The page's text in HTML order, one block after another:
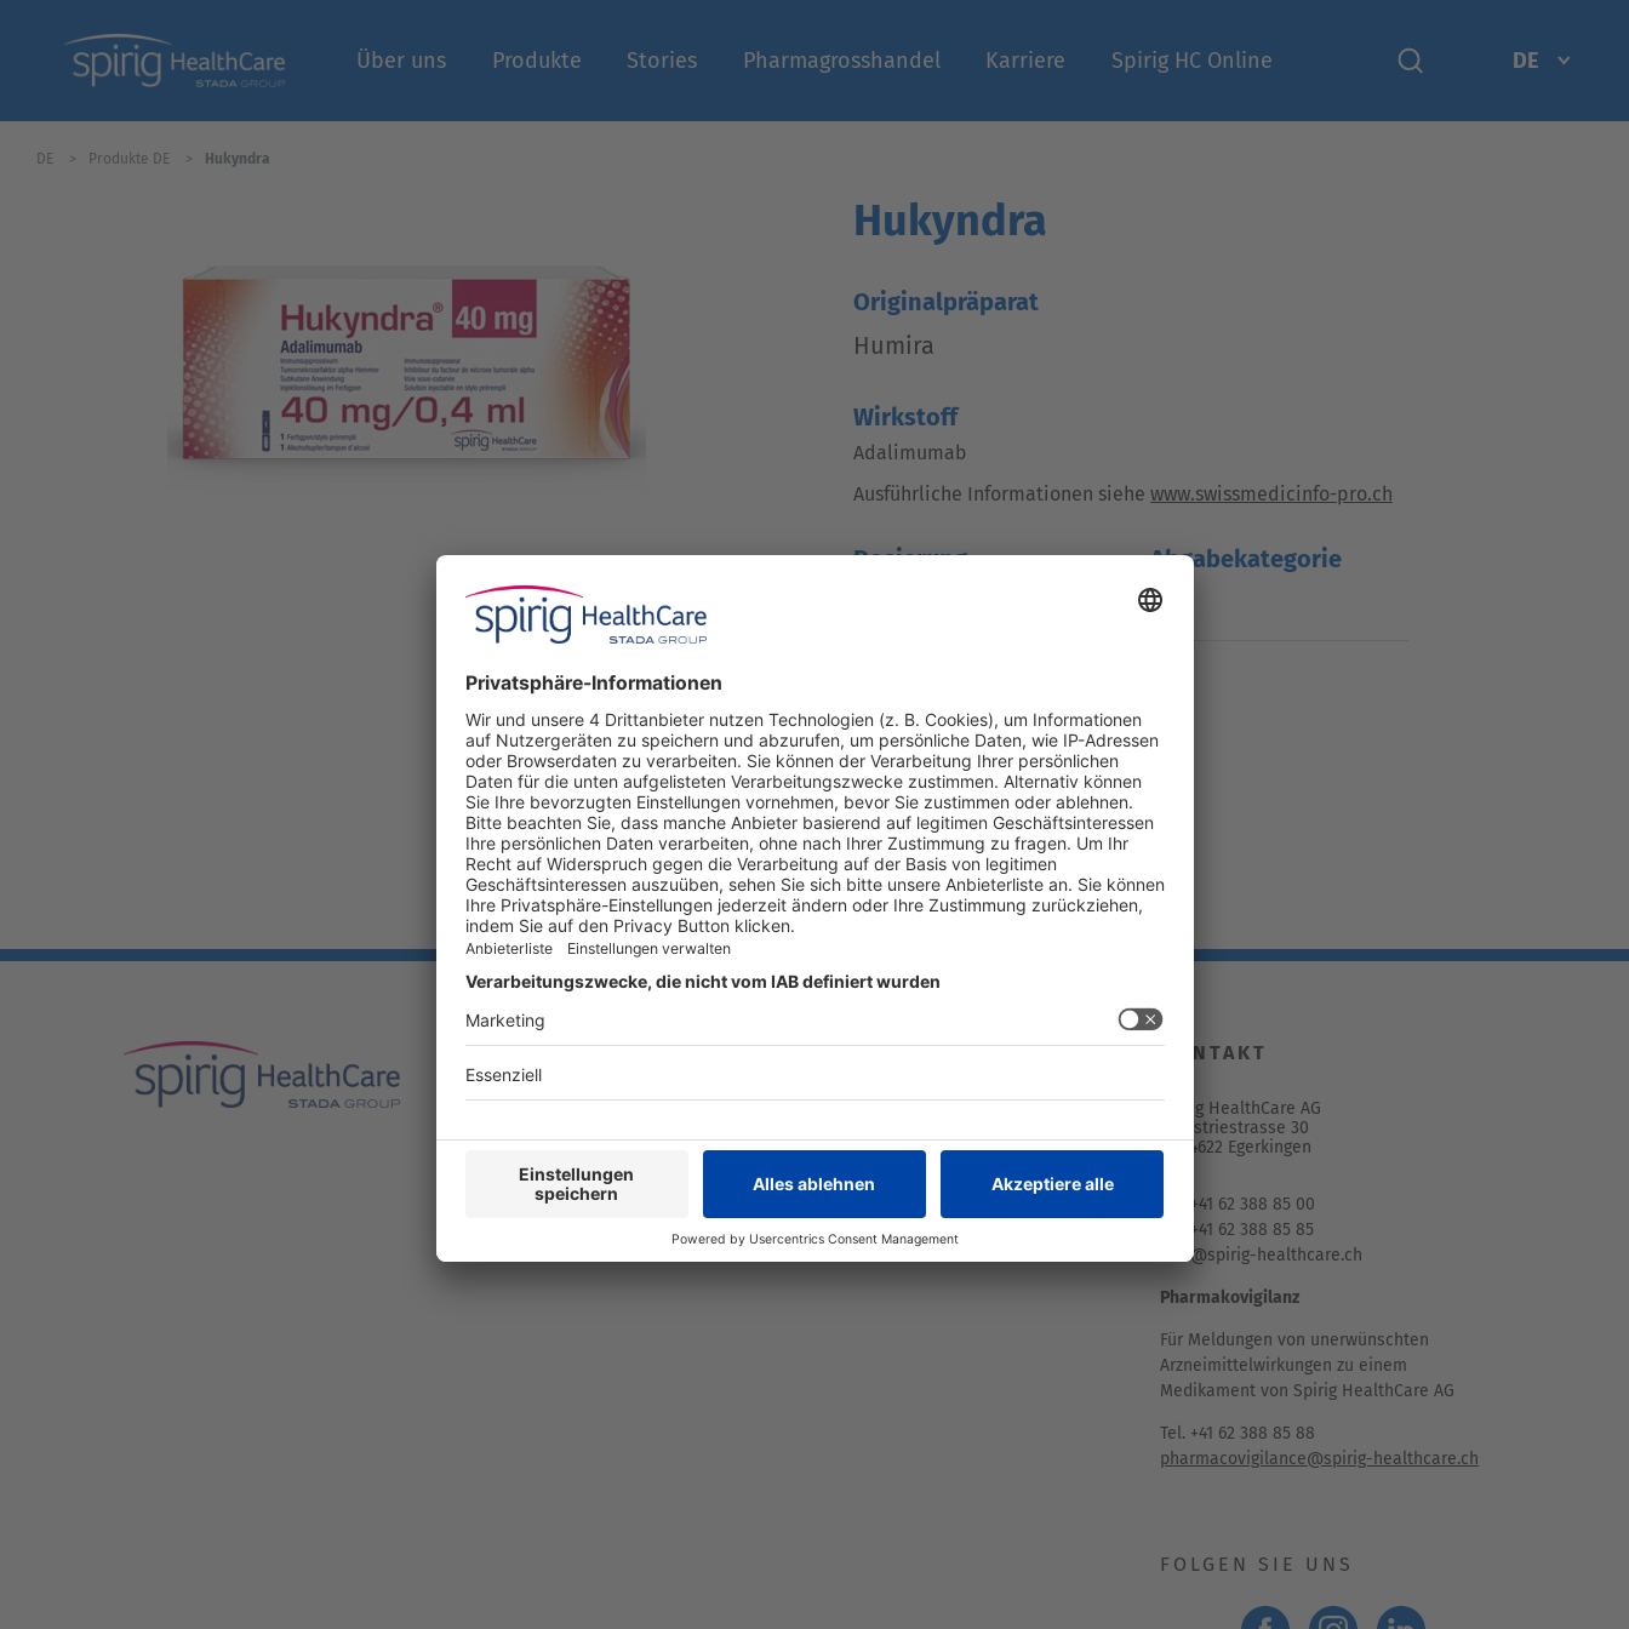
Über uns Produkte Stories Pharmagrosshandel Karriere Spirig HC Online DE
DE Produkte DE Hukyndra
Hukyndra
Originalpräparat
Humira
Wirkstoff
Adalimumab
Ausführliche Informationen siehe www.swissmedicinfo-pro.ch
Dosierung
Abgabekategorie
B
Kassenzulässig
x
UNSER ANGEBOT
Consumer Healthcare
UNTERNEHMEN
Pharmagrosshandel
Spirig HC Online
KONTAKT
Spirig HealthCare AG
Industriestrasse 30
CH-4622 Egerkingen
Tel. +41 62 388 85 00
Fax +41 62 388 85 85
info@spirig-healthcare.ch
Pharmakovigilanz
Für Meldungen von unerwünschten
Arzneimittelwirkungen zu einem
Medikament von Spirig HealthCare AG
Tel. +41 62 388 85 88
pharmacovigilance@spirig-healthcare.ch
FOLGEN SIE UNS